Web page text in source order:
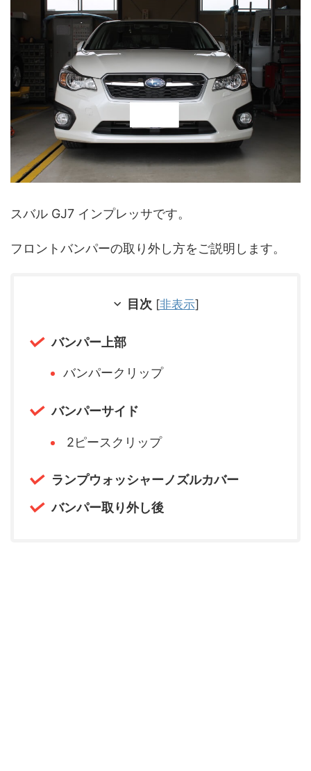
スバル GJ7 インプレッサです。
フロントバンパーの取り外し方をご説明します。
目次 [非表示]
バンパー上部
バンパークリップ
バンパーサイド
2ピースクリップ
ランプウォッシャーノズルカバー
バンパー取り外し後